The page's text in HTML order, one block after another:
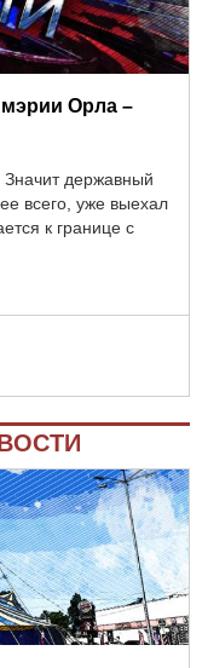
Орла –
Значит державный
всего, уже выехал
к границе с